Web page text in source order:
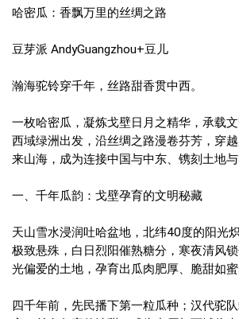
哈密瓜：香飘万里的丝绸之路
豆芽派 AndyGuangzhou+豆儿
瀚海驼铃穿千年，丝路甜香贯中西。
一枚哈密瓜，凝炼戈壁日月之精华，承载
西域绿洲出发，沿丝绸之路漫卷芬芳，穿
来山海，成为连接中国与中东、镌刻土地与
一、千年瓜韵：戈壁孕育的文明秘藏
天山雪水浸润吐哈盆地，北纬40度的阳光
极致悬殊，白日烈阳催熟糖分，寒夜清风
光偏爱的土地，孕育出瓜肉肥厚、脆甜如蜜
四千年前，先民播下第一粒瓜种；汉代驼